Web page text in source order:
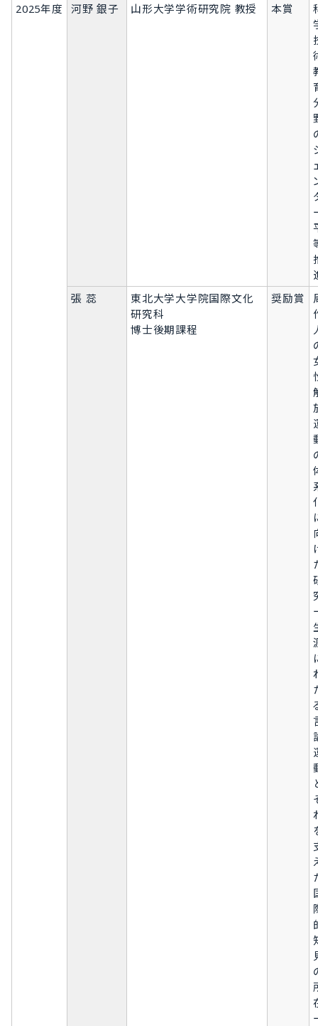
2025年度
河野 銀子 山形大学学術研究院 教授 本賞
張 蕊
東北大学大学院国際文化
研究科
博士後期課程
奨励賞